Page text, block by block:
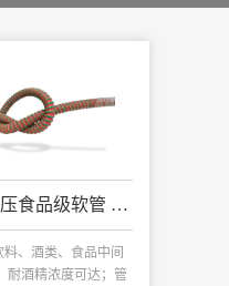
超柔、抗碾压食品级软管 SPIRALTECH® BUTYL EXTRA GLIDE
、酒类、食品中间
耐酒精浓度可达；管